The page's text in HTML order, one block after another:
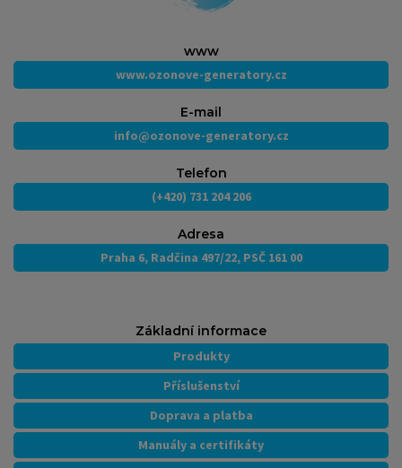
www
www.ozonove-generatory.cz
E-mail
info@ozonove-generatory.cz
Telefon
(+420) 731 204 206
Adresa
Praha 6, Radčina 497/22, PSČ 161 00
Základní informace
Produkty
Příslušenství
Doprava a platba
Manuály a certifikáty